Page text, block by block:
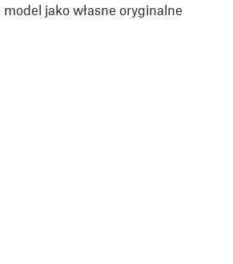
jako własne oryginalne